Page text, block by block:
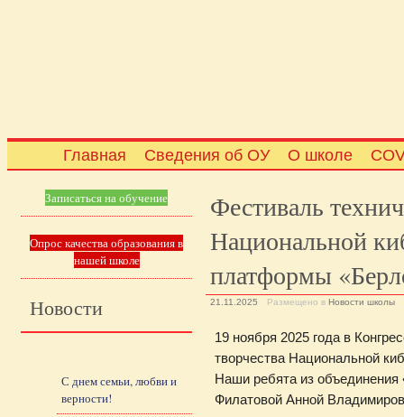
Главная Сведения об ОУ О школе
Фестиваль
Национальной
платформы
21.11.2025 Размещено в Новости школы
19 ноября 2025 года в
творчества Национальной
Наши ребята из
Филатовой Анной
Записаться на обучение
Опрос качества образования в
нашей школе
Новости
С днем семьи, любви и
верности!